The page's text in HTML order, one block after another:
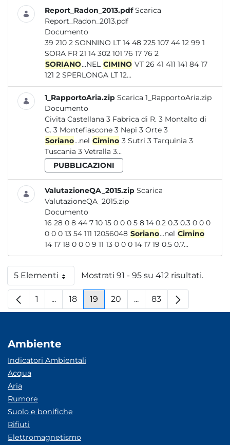
Report_Radon_2013.pdf Scarica
Report_Radon_2013.pdf
Documento
39 210 2 SONNINO LT 14 48 225 107 44 12 99 1
SORA FR 21 14 302 101 76 17 76 2
SORIANO...NEL CIMINO VT 26 41 411 141 84 17
121 2 SPERLONGA LT 12...
1_RapportoAria.zip Scarica 1_RapportoAria.zip
Documento
Civita Castellana 3 Fabrica di R. 3 Montalto di
C. 3 Montefiascone 3 Nepi 3 Orte 3
Soriano...nel Cimino 3 Sutri 3 Tarquinia 3
Tuscania 3 Vetralla 3...
PUBBLICAZIONI
ValutazioneQA_2015.zip Scarica
ValutazioneQA_2015.zip
Documento
16 28 0 8 44 7 10 15 0 0 0 5 8 14 0.2 0.3 0.3 0 0 0
0 0 0 13 54 111 12056048 Soriano...nel Cimino
14 17 18 0 0 0 9 11 13 0 0 0 14 17 19 0.5 0.7...
5 ElementiPer paginaMostrati 91 - 95 su 412 risultati.
Pagina
1 ...Pagine intermedie
Pagina
18 Pagina
19 Pagina
20 ...Pagine intermedie
Pagina
83
Ambiente
Indicatori Ambientali
Acqua
Aria
Rumore
Suolo e bonifiche
Rifiuti
Elettromagnetismo